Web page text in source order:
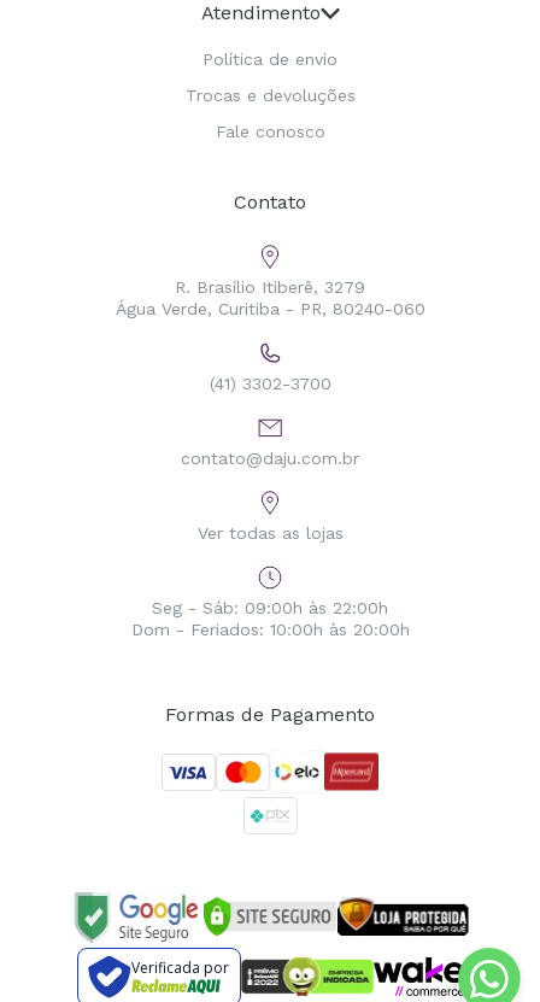
Atendimento
Política de envio
Trocas e devoluções
Fale conosco
Contato
R. Brasílio Itiberê, 3279
Água Verde, Curitiba - PR, 80240-060
(41) 3302-3700
contato@daju.com.br
Ver todas as lojas
Seg - Sáb: 09:00h às 22:00h
Dom - Feriados: 10:00h às 20:00h
Formas de Pagamento
Verificada por